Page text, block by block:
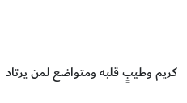
كريم وطيبٍ قلبه ومتواضع لمن يرتاد